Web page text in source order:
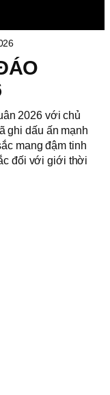
2026 với chủ
ghi dấu ấn mạnh
mang đậm tinh
đối với giới thời